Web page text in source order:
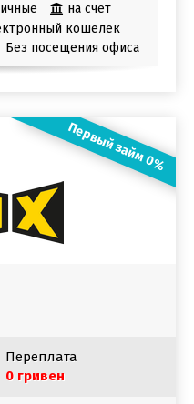
на счет
кошелек
Без посещения офиса
Переплата
0 гривен
Первый займ 0%